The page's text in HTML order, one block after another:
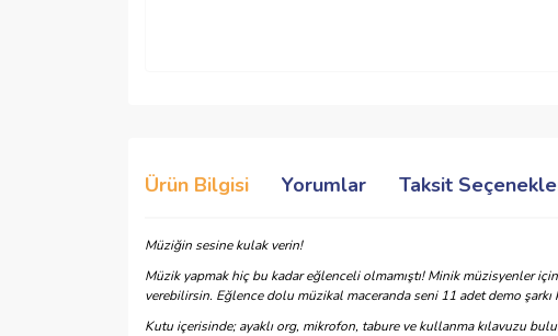
Ürün Bilgisi Yorumlar Taksit
Müziğin sesine kulak verin!
Müzik yapmak hiç bu kadar eğlenceli olmamıştı! Minik müzisyenler
verebilirsin. Eğlence dolu müzikal maceranda seni 11 adet demo
Kutu içerisinde; ayaklı org, mikrofon, tabure ve kullanma kılavuzu